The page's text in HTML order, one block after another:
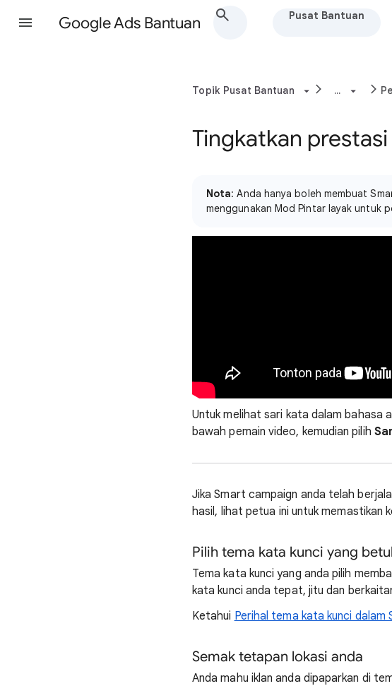
Google Ads Bantuan Pusat Bantuan
Topik Pusat Bantuan ...
Tingkatkan
Nota: Anda hanya boleh membuat
menggunakan Mod Pintar layak untuk
Untuk melihat sari kata dalam bahasa
bawah pemain video, kemudian pilih
Jika Smart campaign anda telah
hasil, lihat petua ini untuk memastikan
Pilih tema kata kunci yang
Tema kata kunci yang anda pilih
kata kunci anda tepat, jitu dan
Ketahui Perihal tema kata kunci dalam
Semak tetapan lokasi anda
Anda mahu iklan anda dipaparkan di